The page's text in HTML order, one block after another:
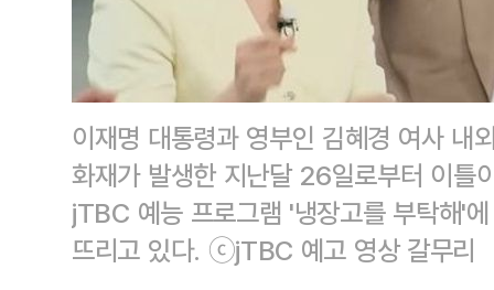
이재명 대통령과 영부인 김혜경 여사 내
화재가 발생한 지난달 26일로부터 이틀
jTBC 예능 프로그램 '냉장고를 부탁해'
뜨리고 있다. ⓒjTBC 예고 영상 갈무리